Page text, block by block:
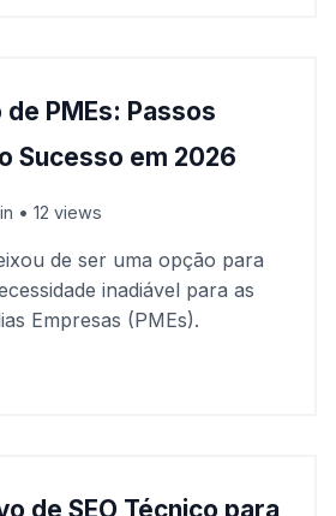
PMEs: Passos
Sucesso em 2026
• 12 views
de ser uma opção para
inadiável para as
Empresas (PMEs).
de SEO Técnico para